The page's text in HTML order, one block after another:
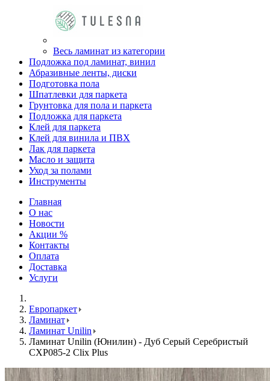
Весь ламинат из категории
Подложка под ламинат, винил
Абразивные ленты, диски
Подготовка пола
Шпатлевки для паркета
Грунтовка для пола и паркета
Подложка для паркета
Клей для паркета
Клей для винила и ПВХ
Лак для паркета
Масло и защита
Уход за полами
Инструменты
Главная
О нас
Новости
Акции %
Контакты
Оплата
Доставка
Услуги
Европаркет
Ламинат
Ламинат Unilin
Ламинат Unilin (Юнилин) - Дуб Серый Серебристый
CXP085-2 Clix Plus